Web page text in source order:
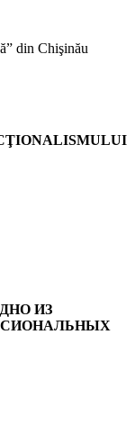
din Chişinău
ИЗ